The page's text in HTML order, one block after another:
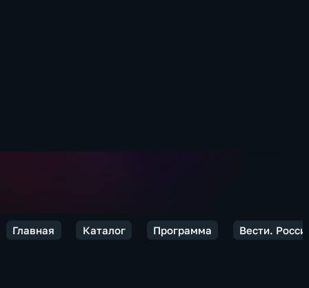
Главная Каталог Программа Вести.